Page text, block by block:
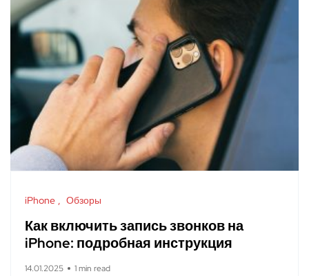
iPhone Обзоры
Как включить запись звонков на
iPhone: подробная инструкция
14.01.2025 1 min read